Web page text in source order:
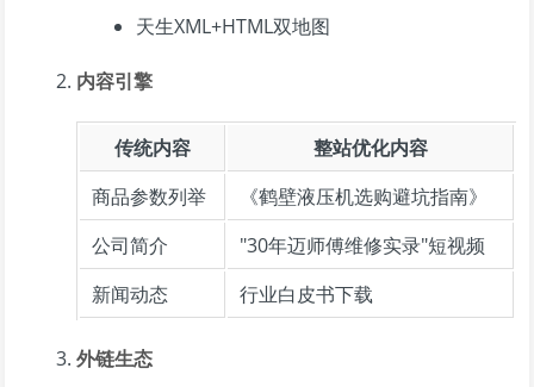
天生XML+HTML双地图
内容引擎
传统内容
整站优化内容
商品参数列举
《鹤壁液压机选购避坑指南》
公司简介
"30年迈师傅维修实录"短视频
新闻动态
行业白皮书下载
外链生态